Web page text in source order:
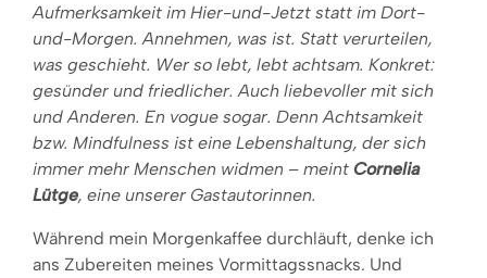
Aufmerksamkeit im Hier-und-Jetzt statt im Dort-
und-Morgen. Annehmen, was ist. Statt verurteilen,
was geschieht. Wer so lebt, lebt achtsam. Konkret:
gesünder und friedlicher. Auch liebevoller mit sich
und Anderen. En vogue sogar. Denn Achtsamkeit
bzw. Mindfulness ist eine Lebenshaltung, der sich
immer mehr Menschen widmen – meint Cornelia
Lütge, eine unserer Gastautorinnen.
Während mein Morgenkaffee durchläuft, denke ich
ans Zubereiten meines Vormittagssnacks. Und